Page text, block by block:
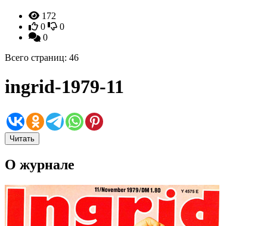
172
0
0
0
Всего страниц: 46
ingrid-1979-11
Читать
О журнале